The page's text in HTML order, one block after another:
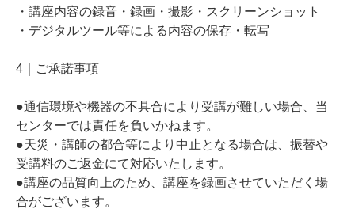
・講座内容の録音・録画・撮影・スクリーンショット
・デジタルツール等による内容の保存・転写
4｜ご承諾事項
●通信環境や機器の不具合により受講が難しい場合、当
センターでは責任を負いかねます。
●天災・講師の都合等により中止となる場合は、振替や
受講料のご返金にて対応いたします。
●講座の品質向上のため、講座を録画させていただく場
合がございます。